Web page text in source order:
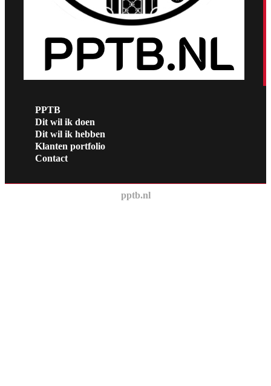
PPTB
Dit wil ik doen
Dit wil ik hebben
Klanten portfolio
Contact
pptb.nl